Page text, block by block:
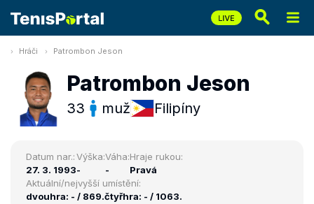
Hráči Patrombon Jeson
Patrombon Jeson
33 muž Filipíny
Datum nar.:
27. 3. 1993
Výška:
-
Váha:
-
Hraje rukou:
Pravá
Aktuální/nejvyšší umístění:
dvouhra: - / 869.čtyřhra: - / 1063.